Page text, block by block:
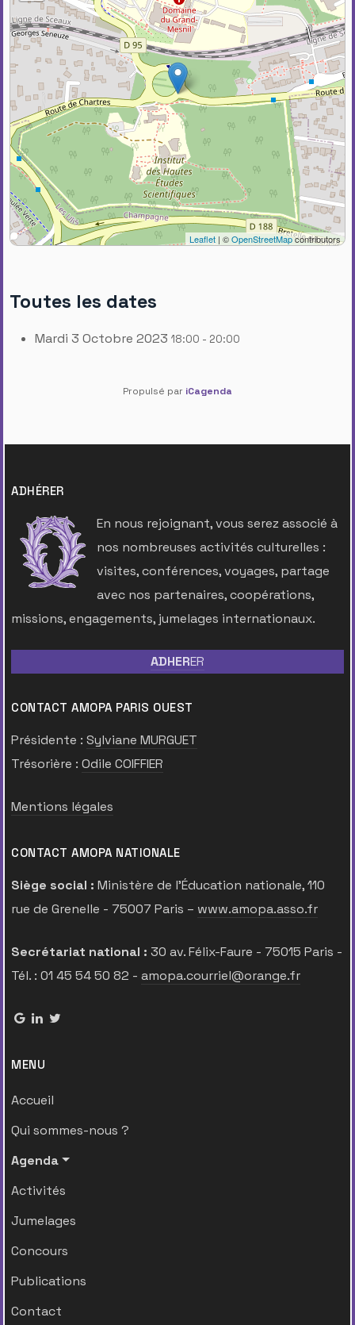
Leaflet | ©OpenStreetMapcontributors
Toutes les dates
Mardi 3 Octobre 2023 18:00 - 20:00
Propulsé par iCagenda
ADHÉRER
En nous rejoignant, vous serez associé à
nos nombreuses activités culturelles :
visites, conférences, voyages, partage
avec nos partenaires, coopérations,
missions, engagements, jumelages internationaux.
ADHERER
CONTACT AMOPA PARIS OUEST
Présidente : Sylviane MURGUET
Trésorière : Odile COIFFIER
Mentions légales
CONTACT AMOPA NATIONALE
Siège social : Ministère de l’Éducation nationale, 110
rue de Grenelle - 75007 Paris – www.amopa.asso.fr
Secrétariat national : 30 av. Félix-Faure - 75015 Paris -
Tél. : 01 45 54 50 82 - amopa.courriel@orange.fr
MENU
Accueil
Qui sommes-nous ?
Agenda
Activités
Jumelages
Concours
Publications
Contact